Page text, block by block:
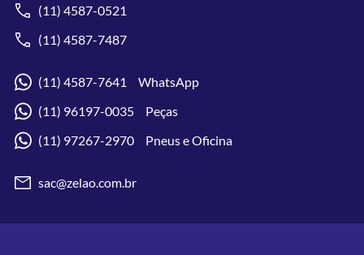
(11) 4587-0521
(11) 4587-7487
(11) 4587-7641 WhatsApp
(11) 96197-0035 Peças
(11) 97267-2970 Pneus e Oficina
sac@zelao.com.br